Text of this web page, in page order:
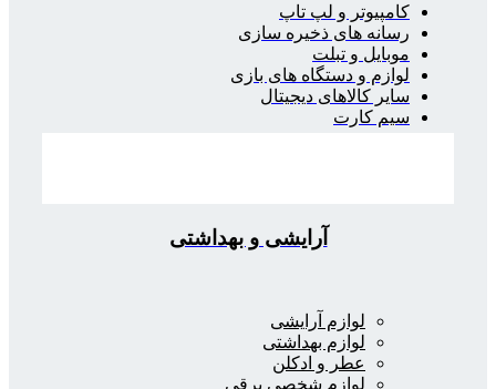
کامپیوتر و لپ تاپ
رسانه های ذخیره سازی
موبایل و تبلت
لوازم و دستگاه های بازی
سایر کالاهای دیجیتال
سیم کارت
آرایشی و بهداشتی
لوازم آرایشی
لوازم بهداشتی
عطر و ادکلن
لوازم شخصی برقی